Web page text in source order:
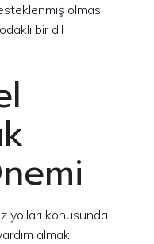
olması
bir dil
yolları konusunda
almak,